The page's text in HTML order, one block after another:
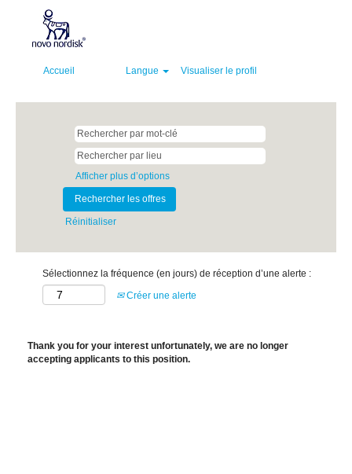
Accueil Langue Visualiser le profil
Afficher plus d’options
Réinitialiser
Sélectionnez la fréquence (en jours) de réception d’une alerte :
Créer une alerte
Thank you for your interest unfortunately, we are no longer
accepting applicants to this position.